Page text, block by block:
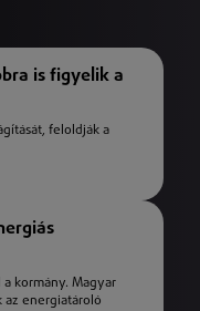
is figyelik a
feloldják a
kormány. Magyar
az energiatároló